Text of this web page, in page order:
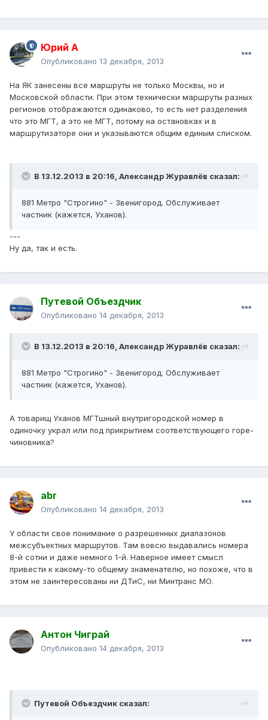
Юрий А
Опубликовано 13 декабря, 2013
На ЯК занесены все маршруты не только Москвы, но и
Московской области. При этом технически маршруты разных
регионов отображаются одинаково, то есть нет разделения
что это МГТ, а это не МГТ, потому на остановках и в
маршрутизаторе они и указываются общим единым списком.
В 13.12.2013 в 20:16, Александр Журавлёв сказал:
881 Метро "Строгино" - Звенигород. Обслуживает
частник (кажется, Уханов).
---
Ну да, так и есть.
Путевой Объездчик
Опубликовано 14 декабря, 2013
В 13.12.2013 в 20:16, Александр Журавлёв сказал:
881 Метро "Строгино" - Звенигород. Обслуживает
частник (кажется, Уханов).
А товарищ Уханов МГТшный внутригородской номер в
одиночку украл или под прикрытием соответствующего горе-
чиновника?
abr
Опубликовано 14 декабря, 2013
У области свое понимание о разрешенных диапазонов
межсубъектных маршрутов. Там вовсю выдавались номера
8-й сотни и даже немного 1-й. Наверное имеет смысл
привести к какому-то общему знаменателю, но похоже, что в
этом не заинтересованы ни ДТиС, ни Минтранс МО.
Антон Чиграй
Опубликовано 14 декабря, 2013
Путевой Объездчик сказал: